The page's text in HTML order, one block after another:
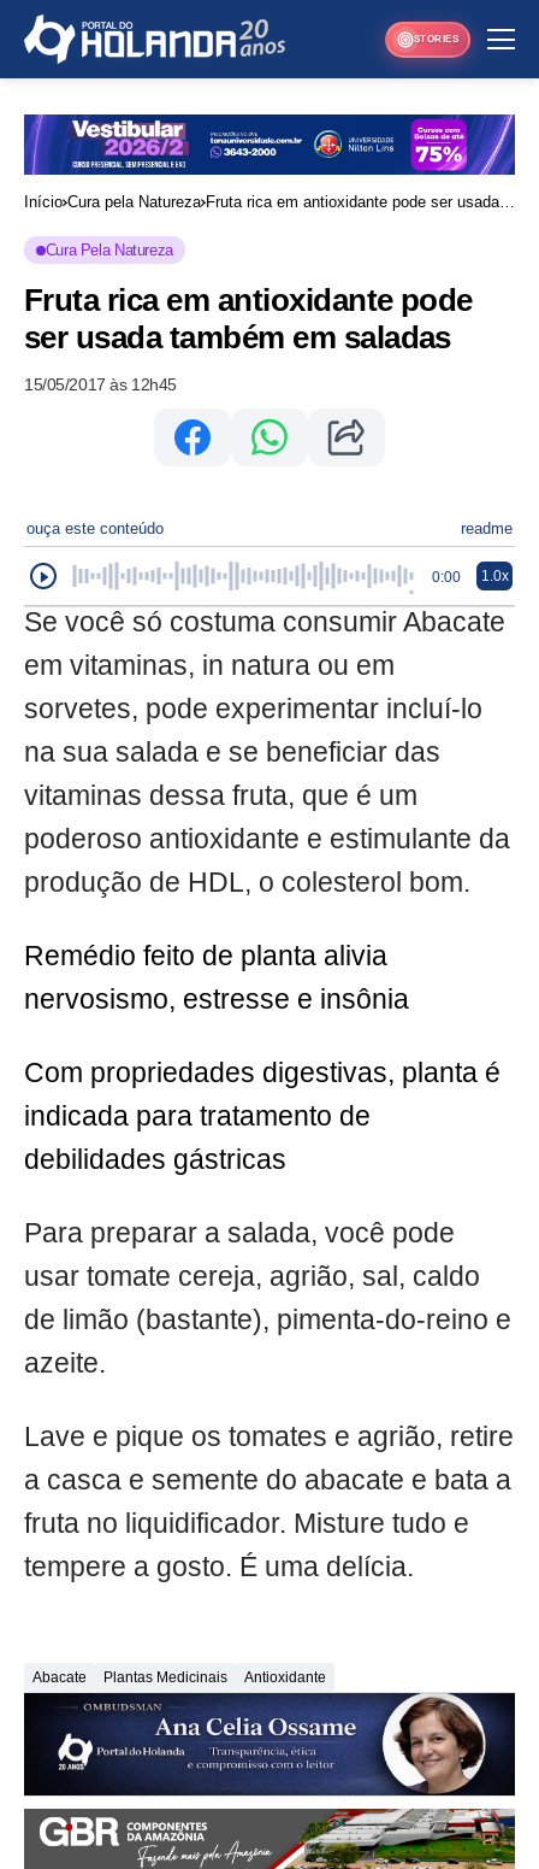
STORIES
Início Cura pela Natureza Fruta rica em antioxidante pode ser usada
Cura Pela Natureza
Fruta rica em antioxidante pode
ser usada também em saladas
15/05/2017 às 12h45
ouça este conteúdo readme
0:00 1.0x
Se você só costuma consumir Abacate
em vitaminas, in natura ou em
sorvetes, pode experimentar incluí-lo
na sua salada e se beneficiar das
vitaminas dessa fruta, que é um
poderoso antioxidante e estimulante da
produção de HDL, o colesterol bom.
Remédio feito de planta alivia
nervosismo, estresse e insônia
Com propriedades digestivas, planta é
indicada para tratamento de
debilidades gástricas
Para preparar a salada, você pode
usar tomate cereja, agrião, sal, caldo
de limão (bastante), pimenta-do-reino e
azeite.
Lave e pique os tomates e agrião, retire
a casca e semente do abacate e bata a
fruta no liquidificador. Misture tudo e
tempere a gosto. É uma delícia.
Abacate Plantas Medicinais Antioxidante